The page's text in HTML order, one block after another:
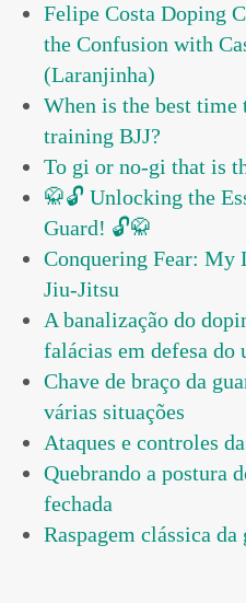
Felipe Costa Doping
the Confusion with
(Laranjinha)
When is the best
training BJJ?
To gi or no-gi that is
🥋🔓 Unlocking the
Guard! 🔓🥋
Conquering Fear: My
Jiu-Jitsu
A banalização do
falácias em defesa do
Chave de braço da
várias situações
Ataques e controles
Quebrando a postura
fechada
Raspagem clássica da